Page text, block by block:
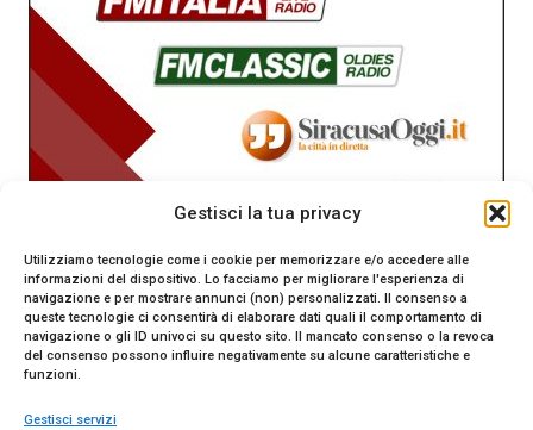
Gestisci la tua privacy
Utilizziamo tecnologie come i cookie per memorizzare e/o accedere alle
informazioni del dispositivo. Lo facciamo per migliorare l'esperienza di
navigazione e per mostrare annunci (non) personalizzati. Il consenso a
queste tecnologie ci consentirà di elaborare dati quali il comportamento di
navigazione o gli ID univoci su questo sito. Il mancato consenso o la revoca
del consenso possono influire negativamente su alcune caratteristiche e
funzioni.
Gestisci servizi